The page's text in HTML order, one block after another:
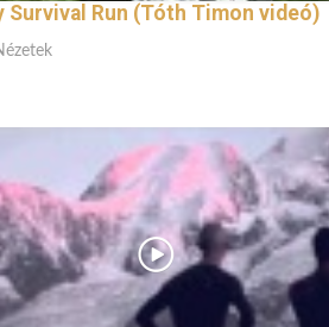
Survival Run (Tóth Timon videó)